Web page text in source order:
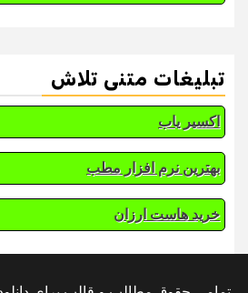
تبلیغات متنی تلاش
اکسیر یاب
بهترین نرم افزار مطب
خرید هاست ارزان